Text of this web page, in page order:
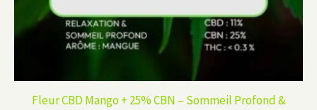
Fleur CBD Mango + 25% CBN – Sommeil Profond &